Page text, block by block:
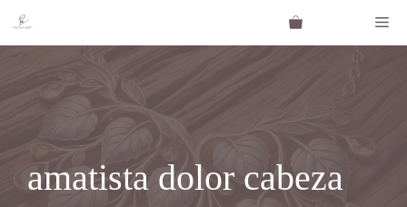
contenido
amatista dolor cabeza